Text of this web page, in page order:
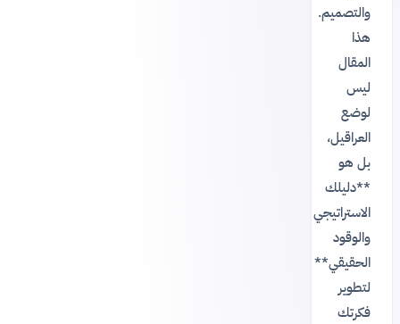
والتصميم.
هذا
المقال
ليس
لوضع
العراقيل،
بل هو
**دليلك
الاستراتيجي
والوقود
الحقيقي**
لتطوير
فكرتك